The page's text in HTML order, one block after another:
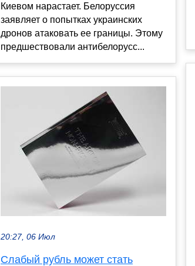
Киевом нарастает. Белоруссия
заявляет о попытках украинских
дронов атаковать ее границы. Этому
предшествовали антибелорусс...
20:27, 06 Июл
Слабый рубль может стать